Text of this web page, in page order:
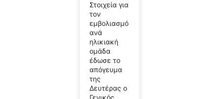
Στοιχεία για
τον
εμβολιασμό
ανά
ηλικιακή
ομάδα
έδωσε το
απόγευμα
της
Δευτέρας ο
Γενικός